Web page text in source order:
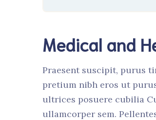
Medical and
Praesent suscipit, purus
pretium nibh eros ut
ultrices posuere cubilia
ullamcorper sem.